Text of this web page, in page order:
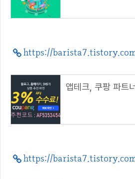
https://
https://